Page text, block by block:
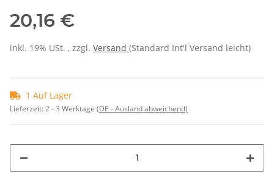
20,16 €
inkl. 19% USt. , zzgl. Versand (Standard Int'l Versand leicht)
1 Auf Lager
Lieferzeit:2 - 3 Werktage (DE - Ausland abweichend)